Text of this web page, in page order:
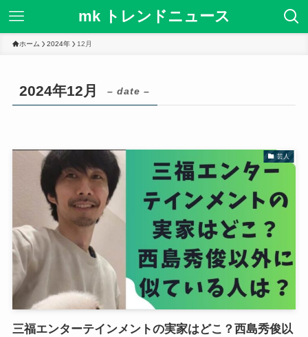
mk トレンドニュース
ホーム 2024年 12月
2024年12月 – date –
芸人
三福エンターテインメントの実家はどこ？西島秀俊以